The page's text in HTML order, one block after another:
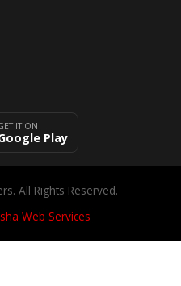
IT ON
Play
All Rights Reserved.
Web Services